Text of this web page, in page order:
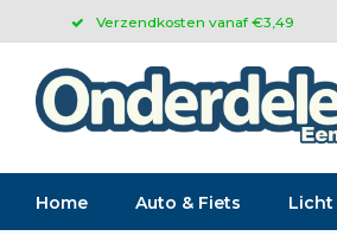
Verzendkosten vanaf €3,49
Home Auto & Fiets Licht